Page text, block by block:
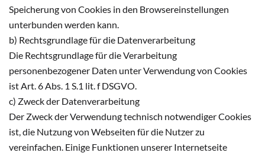
Speicherung von Cookies in den Browsereinstellungen
unterbunden werden kann.
b) Rechtsgrundlage für die Datenverarbeitung
Die Rechtsgrundlage für die Verarbeitung
personenbezogener Daten unter Verwendung von Cookies
ist Art. 6 Abs. 1 S.1 lit. f DSGVO.
c) Zweck der Datenverarbeitung
Der Zweck der Verwendung technisch notwendiger Cookies
ist, die Nutzung von Webseiten für die Nutzer zu
vereinfachen. Einige Funktionen unserer Internetseite